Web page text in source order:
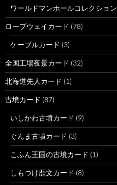
ワールドマンホールコレクション
ロープウェイカード (78)
ケーブルカード (3)
全国工場夜景カード (32)
北海道先人カード (1)
古墳カード (87)
いしかわ古墳カード (9)
ぐんま古墳カード (3)
こふん王国の古墳カード (1)
しもつけ歴文カード (8)